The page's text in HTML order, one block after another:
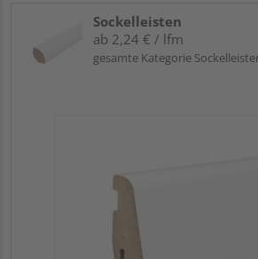
Sockelleisten
ab 2,24 € / lfm
gesamte Kategorie